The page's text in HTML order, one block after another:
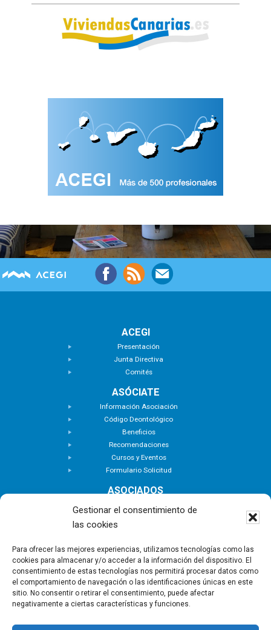
Gestionar el consentimiento de
las cookies
Para ofrecer las mejores experiencias, utilizamos tecnologías como las
cookies para almacenar y/o acceder a la información del dispositivo. El
consentimiento de estas tecnologías nos permitirá procesar datos como
el comportamiento de navegación o las identificaciones únicas en este
sitio. No consentir o retirar el consentimiento, puede afectar
negativamente a ciertas características y funciones.
ACEGI
Presentación
Junta Directiva
Comités
ASÓCIATE
Información Asociación
Código Deontológico
Beneficios
Recomendaciones
Cursos y Eventos
Formulario Solicitud
ASOCIADOS
Buscar Asociados
Zona Privada
ACTUALIDAD
Notas de Prensa
Noticias
Nuevas Incorporaciones
CONTACTO